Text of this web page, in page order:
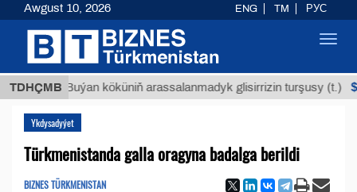
TDHÇMB
Buýan köküniň arassalanmadyk glisirrizin turşusy (t.)
Ykdysadyýet
Türkmenistanda galla oragyna badalga berildi
BIZNES TÜRKMENISTAN
Awgust 10, 2026 ENG TM РУС